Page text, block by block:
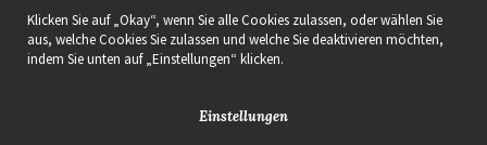
Klicken Sie auf „Okay“, wenn Sie alle Cookies zulassen, oder wählen Sie
aus, welche Cookies Sie zulassen und welche Sie deaktivieren möchten,
indem Sie unten auf „Einstellungen“ klicken.
Einstellungen